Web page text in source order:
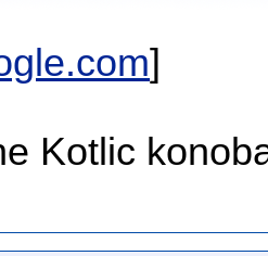
]
Kotlic